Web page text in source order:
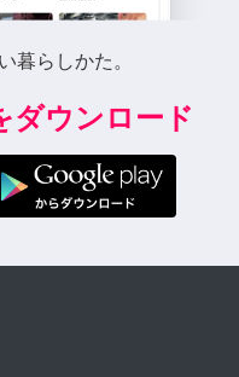
暮らしかた。
ダウンロード